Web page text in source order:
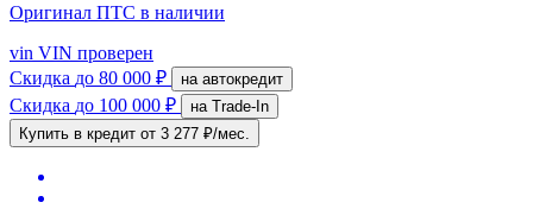
Оригинал ПТС в наличии
vin VIN проверен
Скидка до 80 000 ₽ на автокредит
Скидка до 100 000 ₽
на Trade-In
Купить в кредит от 3 277 ₽/мес.